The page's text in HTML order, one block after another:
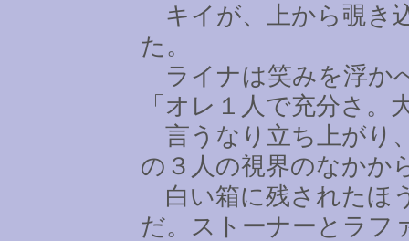
キイが、上から覗き
た。
ライナは笑みを浮か
「オレ１人で充分さ。
言うなり立ち上がり
の３人の視界のなかか
白い箱に残されたほ
だ。ストーナーとラフ